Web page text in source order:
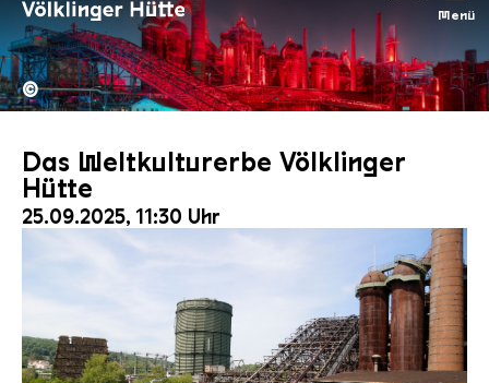
Menü
Hochofengruppe in Rot
Copyright:
©
Das Weltkulturerbe Völklinger
Hütte
25.09.2025, 11:30 Uhr